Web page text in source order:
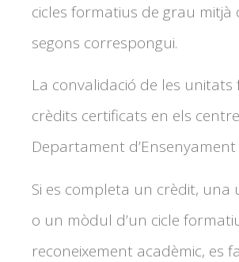
cicles formatius de grau mitjà
segons correspongui.
La convalidació de les unitats
crèdits certificats en els
Departament
Si es completa un crèdit, una
o un mòdul d’un cicle
reconeixement acadèmic, es